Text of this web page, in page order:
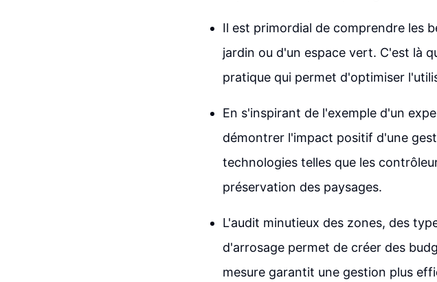
Il est primordial de comprendre les
jardin ou d'un espace vert. C'est là
pratique qui permet d'optimiser
En s'inspirant de l'exemple d'un
démontrer l'impact positif d'une
technologies telles que les
préservation des paysages.
L'audit minutieux des zones, des
d'arrosage permet de créer des
mesure garantit une gestion plus